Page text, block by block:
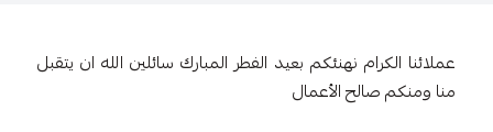
عملائنا الكرام نهنئكم بعيد الفطر المبارك سائلين الله ان يتقبل
منا ومنكم صالح الأعمال